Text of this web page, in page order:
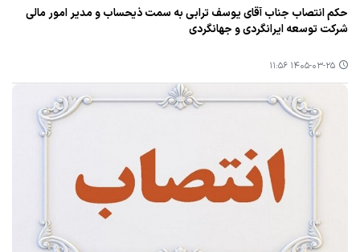
حکم انتصاب جناب آقای یوسف ترابی به سمت ذیحساب و مدیر امور مالی
شرکت توسعه ایرانگردی و جهانگردی
۱۴۰۵-۰۳-۲۵ ۱۱:۵۶